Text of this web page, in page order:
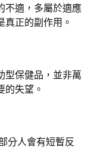
不適，多屬於適應
正的副作用。
型保健品，並非萬
失望。
分人會有短暫反